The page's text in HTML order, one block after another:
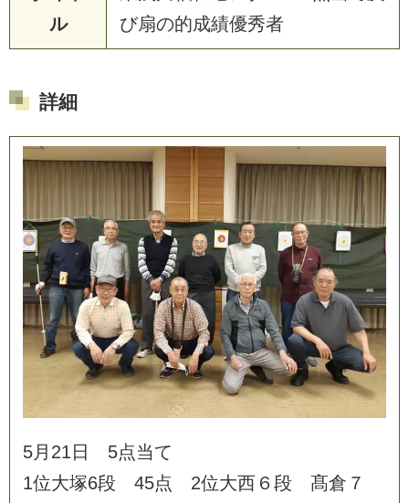
ル
び扇の的成績優秀者
詳細
5月 21 日 5点当て
1位大塚6段 45点 2位大西 ６ 段 髙倉 ７